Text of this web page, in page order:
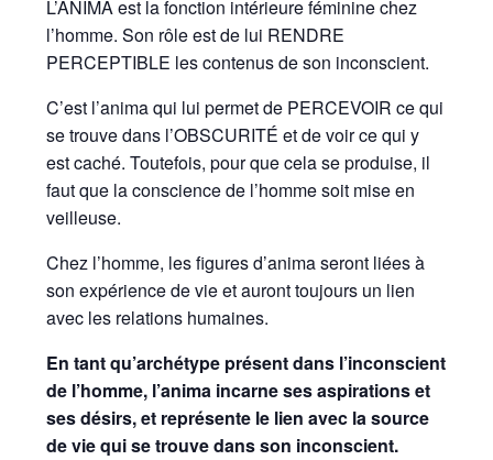
L’ANIMA est la fonction intérieure féminine chez
l’homme. Son rôle est de lui RENDRE
PERCEPTIBLE les contenus de son inconscient.
C’est l’anima qui lui permet de PERCEVOIR ce qui
se trouve dans l’OBSCURITÉ et de voir ce qui y
est caché. Toutefois, pour que cela se produise, il
faut que la conscience de l’homme soit mise en
veilleuse.
Chez l’homme, les figures d’anima seront liées à
son expérience de vie et auront toujours un lien
avec les relations humaines.
En tant qu’archétype présent dans l’inconscient
de l’homme, l’anima incarne ses aspirations et
ses désirs, et représente le lien avec la source
de vie qui se trouve dans son inconscient.